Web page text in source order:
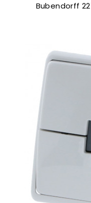
Bubendorff